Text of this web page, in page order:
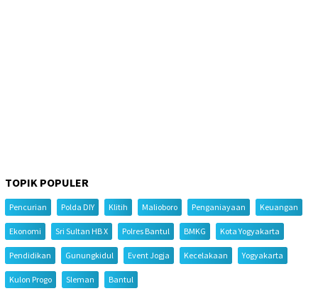
TOPIK POPULER
Pencurian Polda DIY Klitih Malioboro Penganiayaan Keuangan
Ekonomi Sri Sultan HB X Polres Bantul BMKG Kota Yogyakarta
Pendidikan Gunungkidul Event Jogja Kecelakaan Yogyakarta
Kulon Progo Sleman Bantul